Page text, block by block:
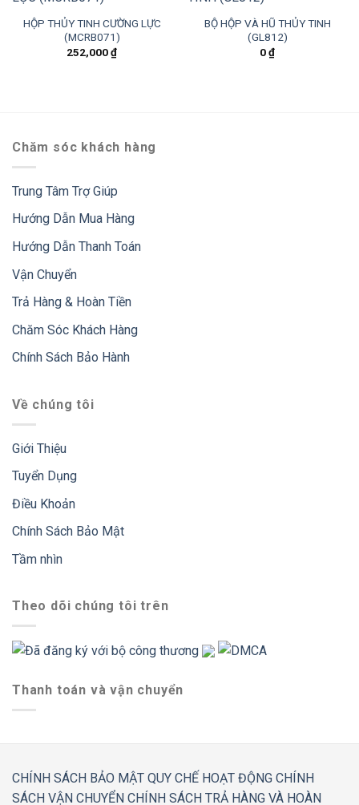
HỘP THỦY TINH CƯỜNG LỰC
(MCRB071)
252,000₫
BỘ HỘP VÀ HŨ THỦY TINH
(GL812)
0₫
Chăm sóc khách hàng
Trung Tâm Trợ Giúp
Hướng Dẫn Mua Hàng
Hướng Dẫn Thanh Toán
Vận Chuyển
Trả Hàng & Hoàn Tiền
Chăm Sóc Khách Hàng
Chính Sách Bảo Hành
Về chúng tôi
Giới Thiệu
Tuyển Dụng
Điều Khoản
Chính Sách Bảo Mật
Tầm nhìn
Theo dõi chúng tôi trên
Thanh toán và vận chuyển
CHÍNH SÁCH BẢO MẬT QUY CHẾ HOẠT ĐỘNG CHÍNH
SÁCH VẬN CHUYỂN CHÍNH SÁCH TRẢ HÀNG VÀ HOÀN